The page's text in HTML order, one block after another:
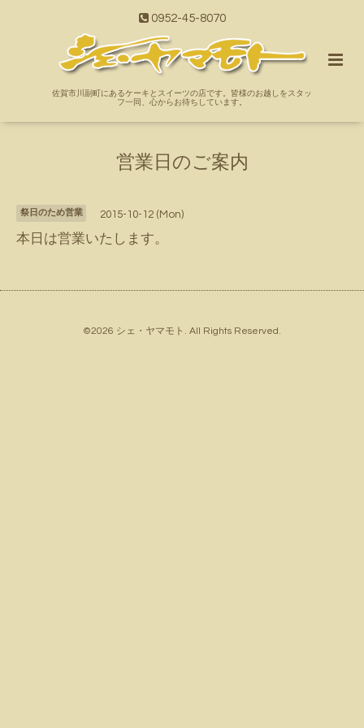
0952-45-8070
佐賀市川副町にあるケーキとスイーツの店です。皆様のお越しをスタッ
フ一同、心からお待ちしています。
営業日のご案内
祭日のため営業 2015-10-12 (Mon)
本日は営業いたします。
©2026 シェ・ヤマモト . All Rights Reserved.